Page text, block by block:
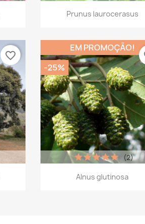
Vista rápida
Prunus laurocerasus
favorite_border
Vista rápida
Alnus glutinosa
(2)
EM PROMOÇÃO!
-25%